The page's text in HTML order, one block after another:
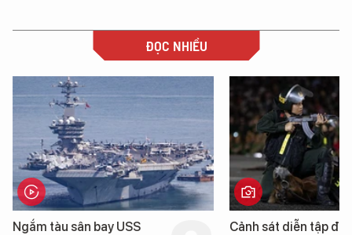
ĐỌC NHIỀU
Cảnh sát diễn tập đấu
Cận cảnh chiến hạm